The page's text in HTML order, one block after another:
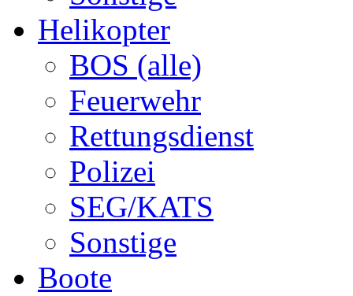
Helikopter
BOS (alle)
Feuerwehr
Rettungsdienst
Polizei
SEG/KATS
Sonstige
Boote